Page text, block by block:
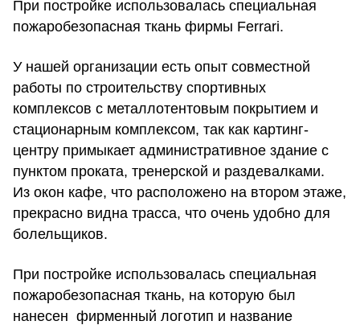
При постройке использовалась специальная
пожаробезопасная ткань фирмы Ferrari.
У нашей организации есть опыт совместной
работы по строительству спортивных
комплексов с металлотентовым покрытием и
стационарным комплексом, так как картинг-
центру примыкает административное здание с
пунктом проката, тренерской и раздевалками.
Из окон кафе, что расположено на втором этаже,
прекрасно видна трасса, что очень удобно для
болельщиков.
При постройке использовалась специальная
пожаробезопасная ткань, на которую был
нанесен фирменный логотип и название